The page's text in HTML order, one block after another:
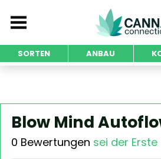
SORTEN ANBAU
Blow Mind
0 Bewertungen sei der Erste